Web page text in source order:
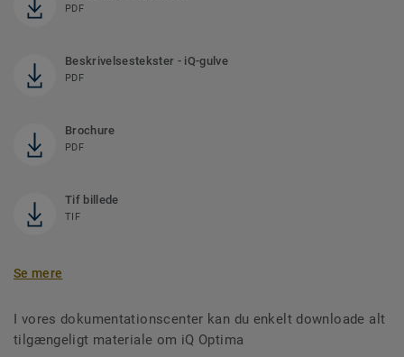
PDF
Beskrivelsestekster - iQ-gulve
PDF
Brochure
PDF
Tif billede
TIF
Se mere
I vores dokumentationscenter kan du enkelt downloade alt
tilgængeligt materiale om iQ Optima